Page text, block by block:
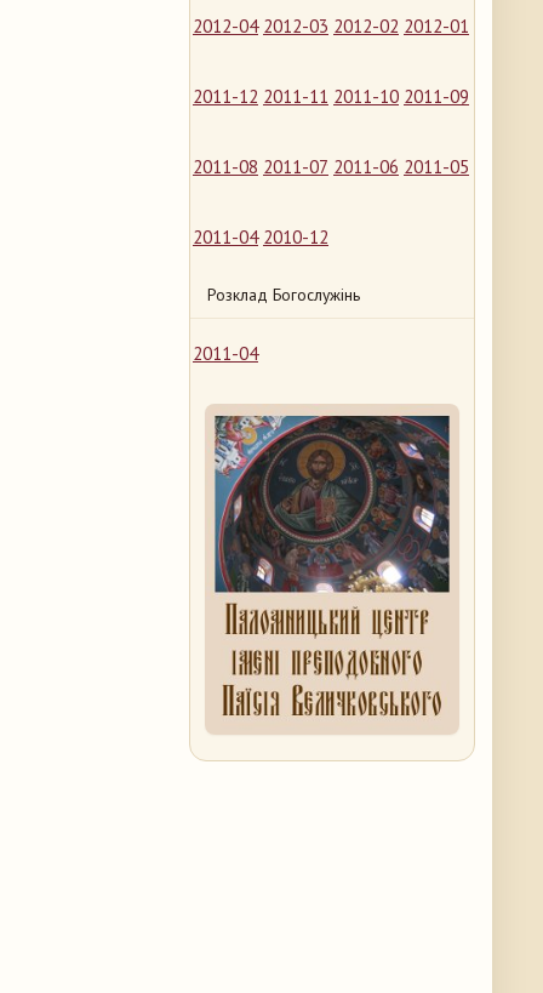
2012-04 2012-03 2012-02 2012-01
2011-12 2011-11 2011-10 2011-09
2011-08 2011-07 2011-06 2011-05
2011-04 2010-12
Розклад Богослужінь
2011-04